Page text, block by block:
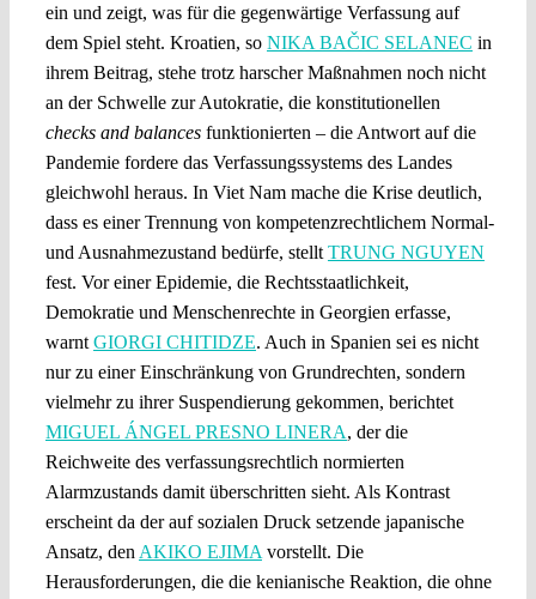
ein und zeigt, was für die gegenwärtige Verfassung auf
dem Spiel steht. Kroatien, so NIKA BAČIC SELANEC in
ihrem Beitrag, stehe trotz harscher Maßnahmen noch nicht
an der Schwelle zur Autokratie, die konstitutionellen
checks and balancesfunktionierten – die Antwort auf die
Pandemie fordere das Verfassungssystems des Landes
gleichwohl heraus. In Viet Nam mache die Krise deutlich,
dass es einer Trennung von kompetenzrechtlichem Normal-
und Ausnahmezustand bedürfe, stellt TRUNG NGUYEN
fest. Vor einer Epidemie, die Rechtsstaatlichkeit,
Demokratie und Menschenrechte in Georgien erfasse,
warnt GIORGI CHITIDZE. Auch in Spanien sei es nicht
nur zu einer Einschränkung von Grundrechten, sondern
vielmehr zu ihrer Suspendierung gekommen, berichtet
MIGUEL ÁNGEL PRESNO LINERA, der die
Reichweite des verfassungsrechtlich normierten
Alarmzustands damit überschritten sieht. Als Kontrast
erscheint da der auf sozialen Druck setzende japanische
Ansatz, den AKIKO EJIMA vorstellt. Die
Herausforderungen, die die kenianische Reaktion, die ohne